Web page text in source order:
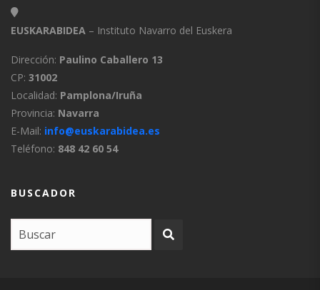
EUSKARABIDEA – Instituto Navarro del Euskera
Dirección: Paulino Caballero 13
CP: 31002
Localidad: Pamplona/Iruña
Provincia: Navarra
E-Mail: info@euskarabidea.es
Teléfono: 848 42 60 54
BUSCADOR